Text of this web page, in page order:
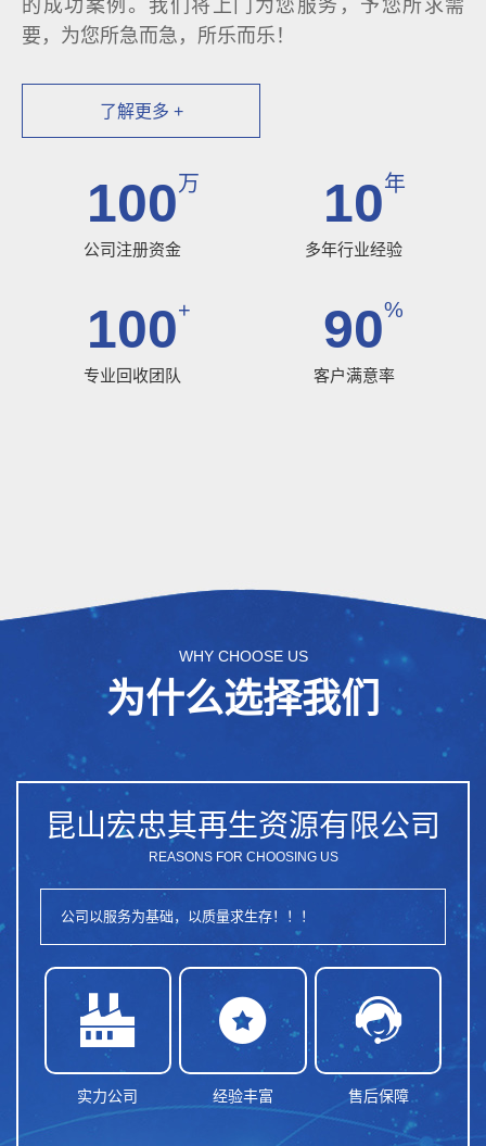
的成功案例。我们将上门为您服务，予您所求需
要，为您所急而急，所乐而乐！
了解更多 +
100万
公司注册资金
10年
多年行业经验
100+
专业回收团队
90%
客户满意率
WHY CHOOSE US
为什么选择我们
昆山宏忠其再生资源有限公司
REASONS FOR CHOOSING US
公司以服务为基础，以质量求生存！！！

实力公司

经验丰富

售后保障